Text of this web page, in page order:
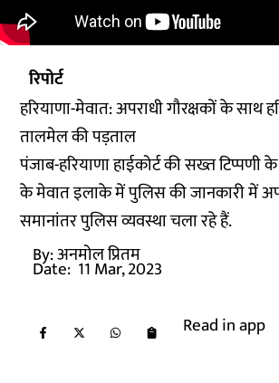
रिपोर्ट
हरियाणा-मेवात: अपराधी गौरक्षकों के साथ
तालमेल की पड़ताल
पंजाब-हरियाणा हाईकोर्ट की सख्त टिप्पणी
के मेवात इलाके में पुलिस की जानकारी में
समानांतर पुलिस व्यवस्था चला रहे हैं.
By:अनमोल प्रितम
Date: 11 Mar, 2023
Read in app